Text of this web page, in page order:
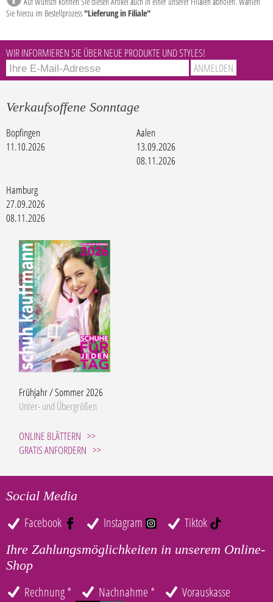
Sie hierzu im Bestellprozess"Lieferung in Filiale"
WIR INFORMIEREN SIE ÜBER NEUE PRODUKTE UND STYLES!
Verkaufsoffene Sonntage
Bopfingen
11.10.2026
Aalen
13.09.2026
08.11.2026
Hamburg
27.09.2026
08.11.2026
Frühjahr / Sommer 2026
Unter- und Übergrößen
ONLINE BLÄTTERN
GRATIS ANFORDERN
Social Media
Facebook Instagram Tiktok
Ihre Zahlungsmöglichkeiten in unserem Online-
Shop
Rechnung * Nachnahme *
Vorauskasse